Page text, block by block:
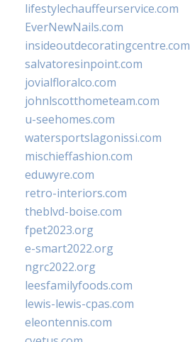
lifestylechauffeurservice.com
EverNewNails.com
insideoutdecoratingcentre.com
salvatoresinpoint.com
jovialfloralco.com
johnlscotthometeam.com
u-seehomes.com
watersportslagonissi.com
mischieffashion.com
eduwyre.com
retro-interiors.com
theblvd-boise.com
fpet2023.org
e-smart2022.org
ngrc2022.org
leesfamilyfoods.com
lewis-lewis-cpas.com
eleontennis.com